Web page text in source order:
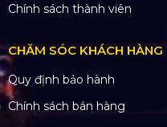
Chính sách thành viên
CHĂM SÓC KHÁCH HÀNG
Quy định bảo hành
Chính sách bán hàng